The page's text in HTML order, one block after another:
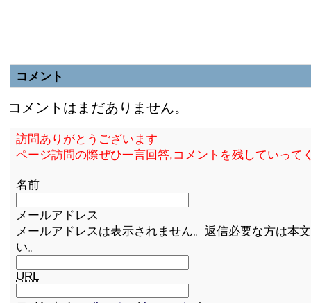
コメント
コメントはまだありません。
訪問ありがとうございます
ページ訪問の際ぜひ一言回答,コメントを残していって
名前
メールアドレス
メールアドレスは表示されません。返信必要な方は本
い。
URL